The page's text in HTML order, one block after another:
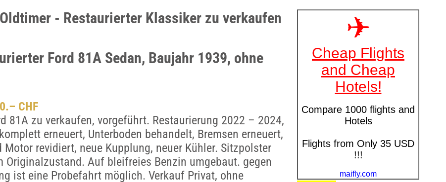
- Restaurierter Klassiker zu verkaufen
Ford 81A Sedan, Baujahr 1939, ohne
CHF
81A zu verkaufen, vorgeführt. Restaurierung 2022 – 2024,
erneuert, Unterboden behandelt, Bremsen erneuert,
Motor revidiert, neue Kupplung, neuer Kühler. Sitzpolster
Originalzustand. Auf bleifreies Benzin umgebaut. gegen
ist eine Probefahrt möglich. Verkauf Privat, ohne